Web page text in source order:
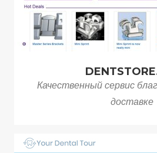
Качественный сервис
доставке